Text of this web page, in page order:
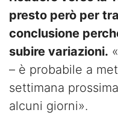
presto però per
conclusione
subire variazioni.
– è probabile a
settimana
alcuni giorni».